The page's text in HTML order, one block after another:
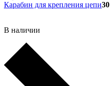
Карабин для крепления цепи30
В наличии